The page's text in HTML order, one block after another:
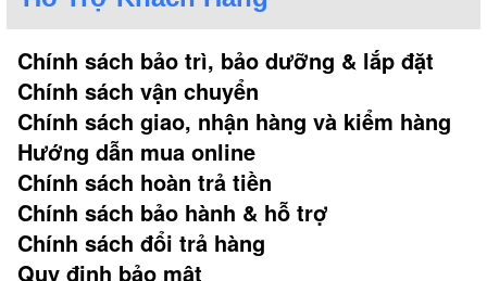
các chung cư cao cấp, khách sạn. Và đây cũng là
sản phẩm được sử dụng nhiều trong các hộ gia
đình.
Sở hữu tính năng vượt trội, an toàn vì vậy khi bạn
vô tình có việc gấp ra ngoài quên không khóa cửa.
Lúc này cửa sẽ tự động khóa sau khoảng 0,5s.
Đồng thời khi nhiệt độ bên trong nhà, văn phòng,
khách sạn đột ngột tăng lên cửa sẽ tự động mở để
bạn thoát ra ngoài nhanh chóng và đảm bảo an
toàn tuyệt đối.
Chính sách bảo trì, bảo dưỡng & lắp đặt
Chính sách vận chuyển
Chính sách giao, nhận hàng và kiểm hàng
Hướng dẫn mua online
Chính sách hoàn trả tiền
Chính sách bảo hành & hỗ trợ
Chính sách đổi trả hàng
Quy định bảo mật